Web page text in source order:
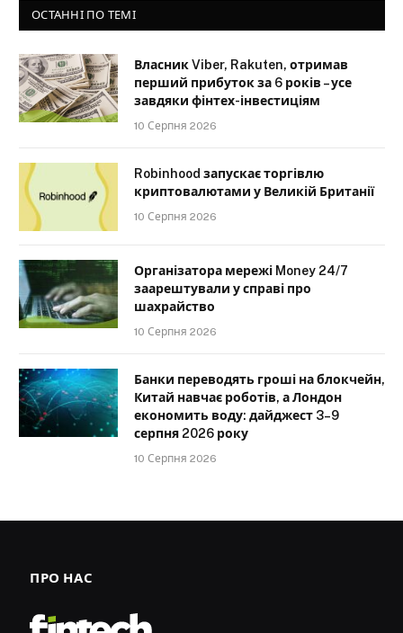
ОСТАННІ ПО ТЕМІ
Власник Viber, Rakuten, отримав
перший прибуток за 6 років – усе
завдяки фінтех-інвестиціям
10 Серпня 2026
Robinhood запускає торгівлю
криптовалютами у Великій Британії
10 Серпня 2026
Організатора мережі Money 24/7
заарештували у справі про
шахрайство
10 Серпня 2026
Банки переводять гроші на блокчейн,
Китай навчає роботів, а Лондон
економить воду: дайджест 3–9
серпня 2026 року
10 Серпня 2026
ПРО НАС